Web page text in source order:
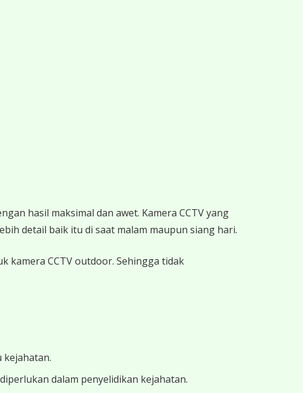
hasil maksimal dan awet. Kamera CCTV yang
detail baik itu di saat malam maupun siang hari.
kamera CCTV outdoor. Sehingga tidak
kejahatan.
dalam penyelidikan kejahatan.